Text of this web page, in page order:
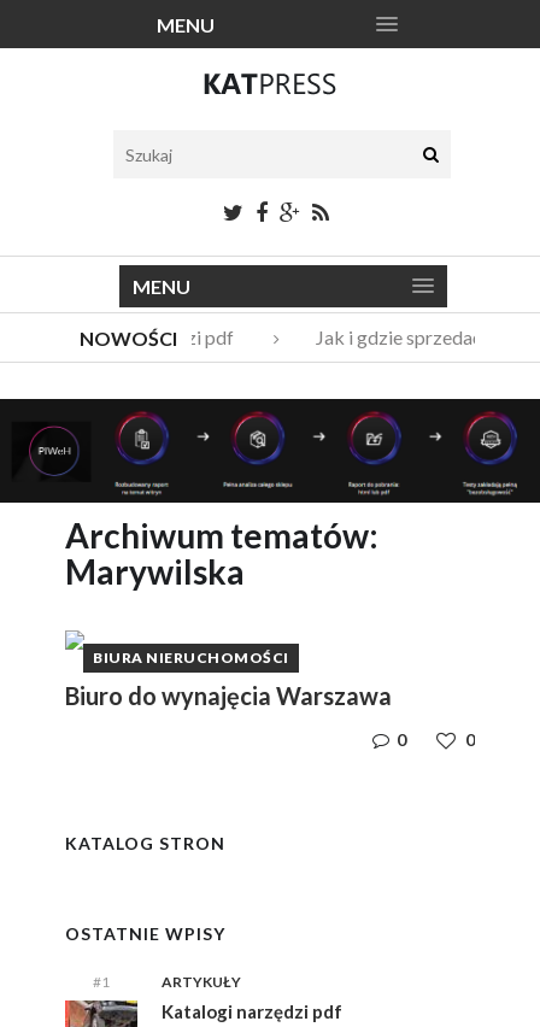
MENU
MENU
NOWOŚCI
Katalogi narzędzi pdf
Jak i gdzie sprzedać stare
Vito Bambino – kim jest nowy członek Męskie Granie
Archiwum tematów:
Marywilska
BIURA NIERUCHOMOŚCI
Biuro do wynajęcia Warszawa
0
0
KATALOG STRON
OSTATNIE WPISY
#1 ARTYKUŁY
Katalogi narzędzi pdf